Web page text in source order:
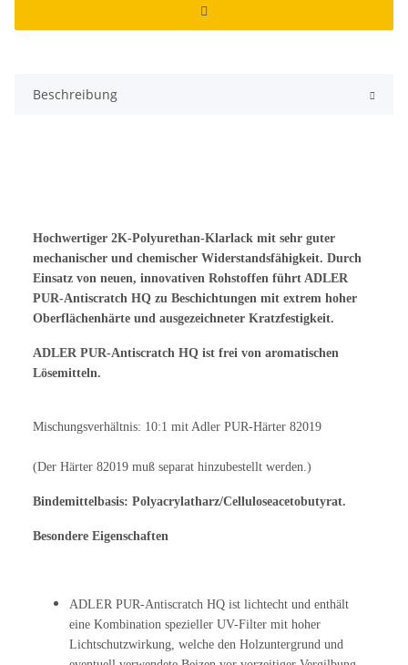
Beschreibung
Hochwertiger 2K-Polyurethan-Klarlack mit sehr guter
mechanischer und chemischer Widerstandsfähigkeit. Durch
Einsatz von neuen, innovativen Rohstoffen führt ADLER
PUR-Antiscratch HQ zu Beschichtungen mit extrem hoher
Oberflächenhärte und ausgezeichneter Kratzfestigkeit.
ADLER PUR-Antiscratch HQ ist frei von aromatischen
Lösemitteln.
Mischungsverhältnis: 10:1 mit Adler PUR-Härter 82019
(Der Härter 82019 muß separat hinzubestellt werden.)
Bindemittelbasis: Polyacrylatharz/Celluloseacetobutyrat.
Besondere Eigenschaften
ADLER PUR-Antiscratch HQ ist lichtecht und enthält
eine Kombination spezieller UV-Filter mit hoher
Lichtschutzwirkung, welche den Holzuntergrund und